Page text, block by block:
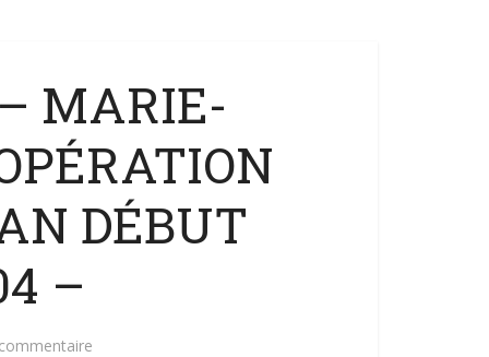
MARIE-
DÉBUT
–